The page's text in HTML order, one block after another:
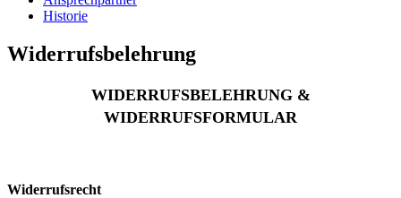
Historie
Widerrufsbelehrung
WIDERRUFSBELEHRUNG &
WIDERRUFSFORMULAR
Widerrufsrecht